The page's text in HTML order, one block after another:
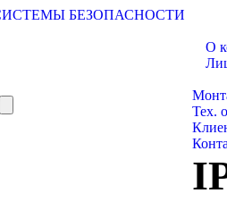
БЕЗОПАСНОСТИ
О
Тех.